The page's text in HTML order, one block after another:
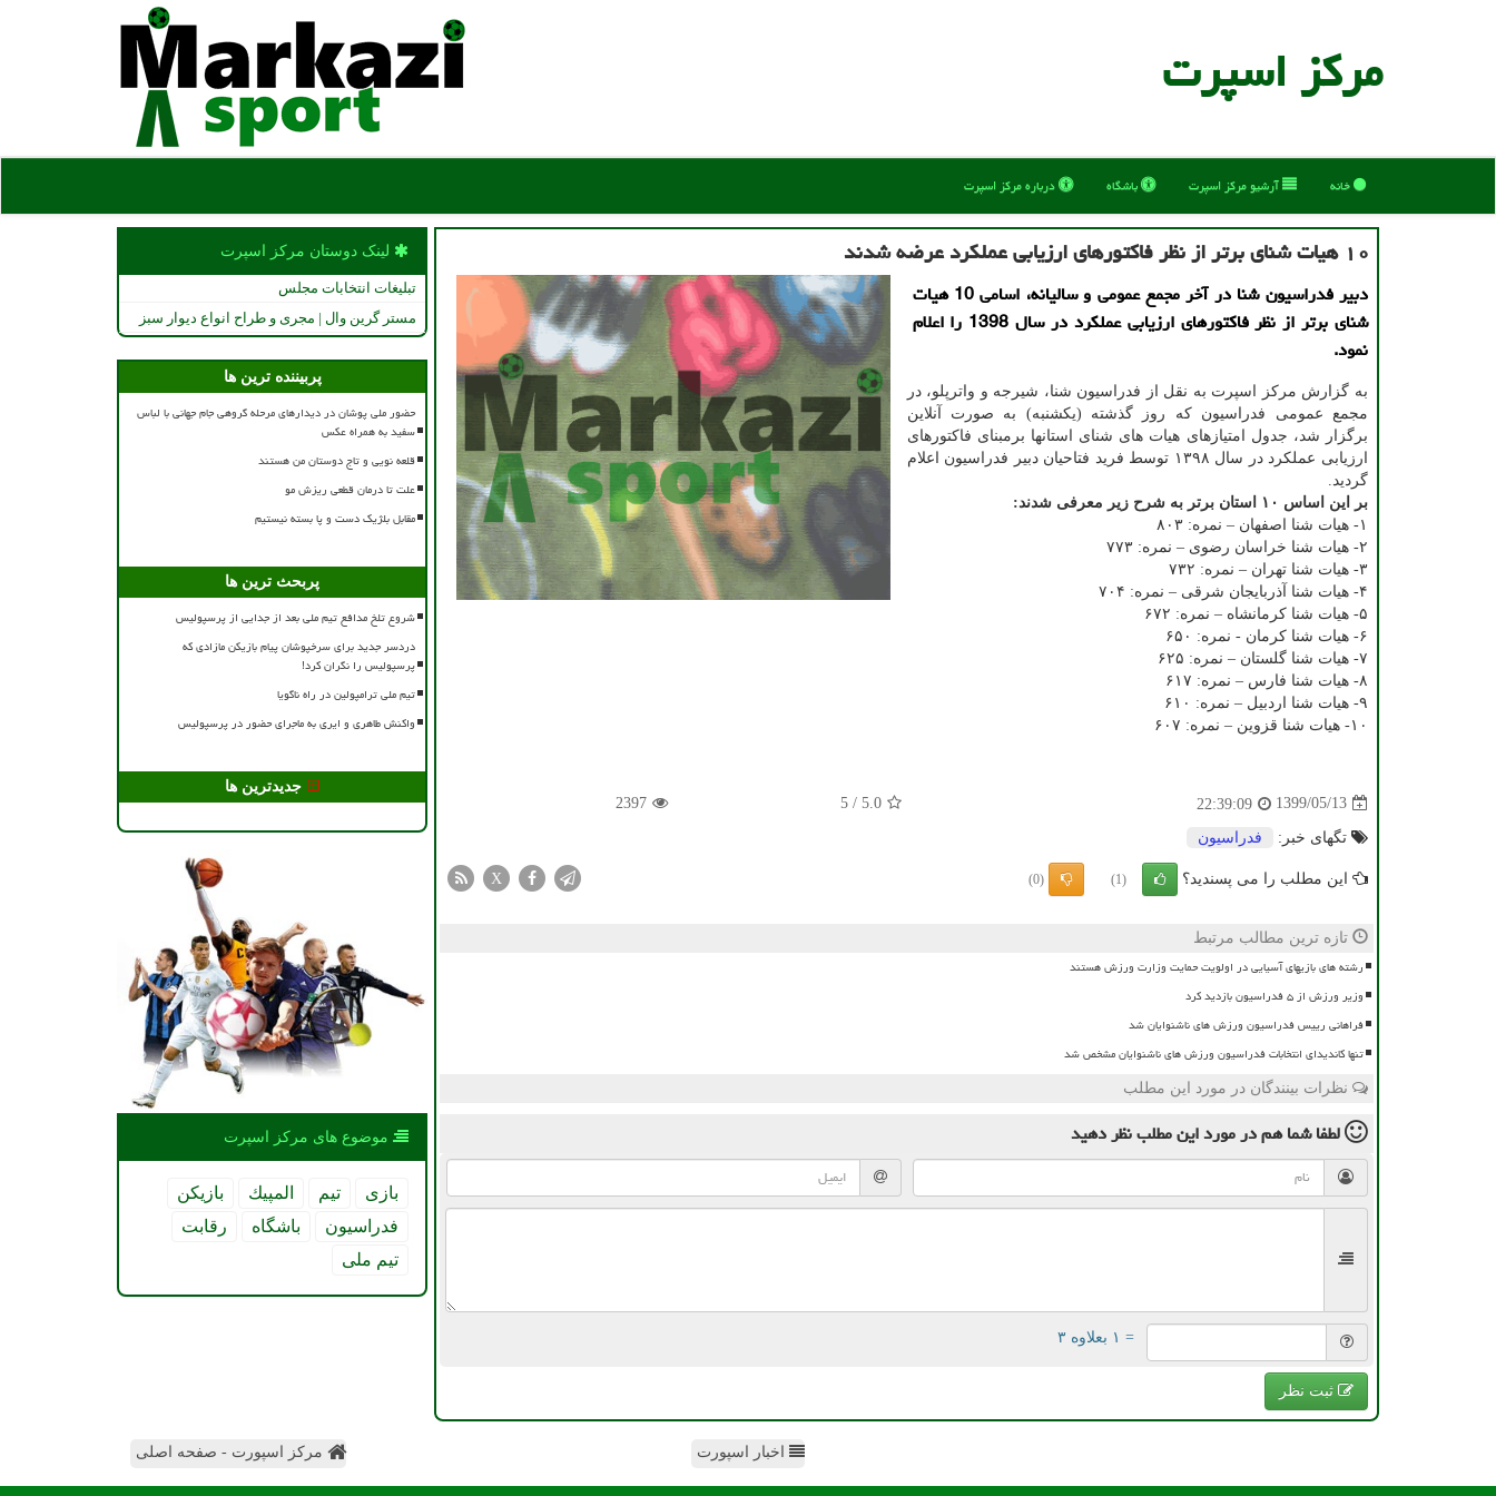
مركز اسپرت
خانه آرشیو مركز اسپرت باشگاه درباره مركز اسپرت
۱۰ هیات شنای برتر از نظر فاكتورهای ارزیابی عملكرد عرضه شدند
دبیر فدراسیون شنا در آخر مجمع عمومی و سالیانه، اسامی 10 هیات
شنای برتر از نظر فاكتورهای ارزیابی عملكرد در سال 1398 را اعلام
نمود.
به گزارش مرکز اسپرت به نقل از فدراسیون شنا، شیرجه و واترپلو، در
مجمع عمومی فدراسیون که روز گذشته (یکشنبه) به صورت آنلاین
برگزار شد، جدول امتیازهای هیات های شنای استانها برمبنای فاکتورهای
ارزیابی عملکرد در سال ۱۳۹۸ توسط فرید فتاحیان دبیر فدراسیون اعلام
گردید.
بر این اساس ۱۰ استان برتر به شرح زیر معرفی شدند:
۱- هیات شنا اصفهان – نمره: ۸۰۳
۲- هیات شنا خراسان رضوی – نمره: ۷۷۳
۳- هیات شنا تهران – نمره: ۷۳۲
۴- هیات شنا آذربایجان شرقی – نمره: ۷۰۴
۵- هیات شنا کرمانشاه – نمره: ۶۷۲
۶- هیات شنا کرمان - نمره: ۶۵۰
۷- هیات شنا گلستان – نمره: ۶۲۵
۸- هیات شنا فارس – نمره: ۶۱۷
۹- هیات شنا اردبیل – نمره: ۶۱۰
۱۰- هیات شنا قزوین – نمره: ۶۰۷
1399/05/13
22:39:09
5.0
/
5
2397
تگهای خبر: فدراسیون
این مطلب را می پسندید؟ (1)
(0)
X
تازه ترین مطالب مرتبط
رشته های بازیهای آسیایی در اولویت حمایت وزارت ورزش هستند
وزیر ورزش از ۵ فدراسیون بازدید کرد
فراهانی رییس فدراسیون ورزش های ناشنوایان شد
تنها کاندیدای انتخابات فدراسیون ورزش های ناشنوایان مشخص شد
نظرات بینندگان در مورد این مطلب
لطفا شما همدر مورد این مطلبنظر دهید
= ۱ بعلاوه ۳
ثبت نظر
لینک دوستان مركز اسپرت
تبلیغات انتخابات مجلس
مستر گرین وال | مجری و طراح انواع دیوار سبز
پربیننده ترین ها
حضور ملی پوشان در دیدارهای مرحله گروهی جام جهانی با لباس
سفید به همراه عکس
قلعه نویی و تاج دوستان من هستند
علت تا درمان قطعی ریزش مو
مقابل بلژیک دست و پا بسته نیستیم
پربحث ترین ها
شروع تلخ مدافع تیم ملی بعد از جدایی از پرسپولیس
دردسر جدید برای سرخپوشان پیام بازیکن مازادی که
پرسپولیس را نگران کرد!
تیم ملی ترامپولین در راه ناگویا
واکنش طاهری و ایری به ماجرای حضور در پرسپولیس
جدیدترین ها
موضوع های مركز اسپرت
بازی تیم المپیك
بازیكن
فدراسیون
باشگاه
رقابت
تیم ملی
اخبار اسپورت مرکز اسپورت - صفحه اصلی